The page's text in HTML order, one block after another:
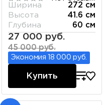
Ширина
272 см
Высота
41.6 см
Глубина
60 см
27 000 руб.
45 000 руб.
Экономия 18 000 руб.
Купить